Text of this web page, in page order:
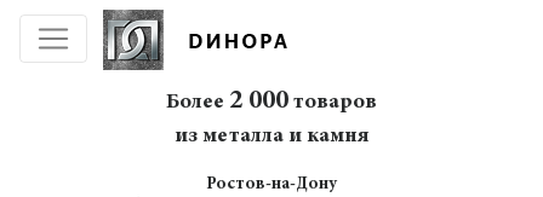
Более 2 000 товаров
из металла и камня
Ростов-на-Дону